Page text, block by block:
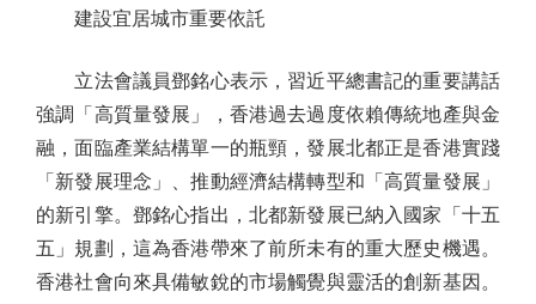
建設宜居城市重要依託
立法會議員鄧銘心表示，習近平總書記的重要講話
強調「高質量發展」，香港過去過度依賴傳統地產與金
融，面臨產業結構單一的瓶頸，發展北都正是香港實踐
「新發展理念」、推動經濟結構轉型和「高質量發展」
的新引擎。鄧銘心指出，北都新發展已納入國家「十五
五」規劃，這為香港帶來了前所未有的重大歷史機遇。
香港社會向來具備敏銳的市場觸覺與靈活的創新基因。